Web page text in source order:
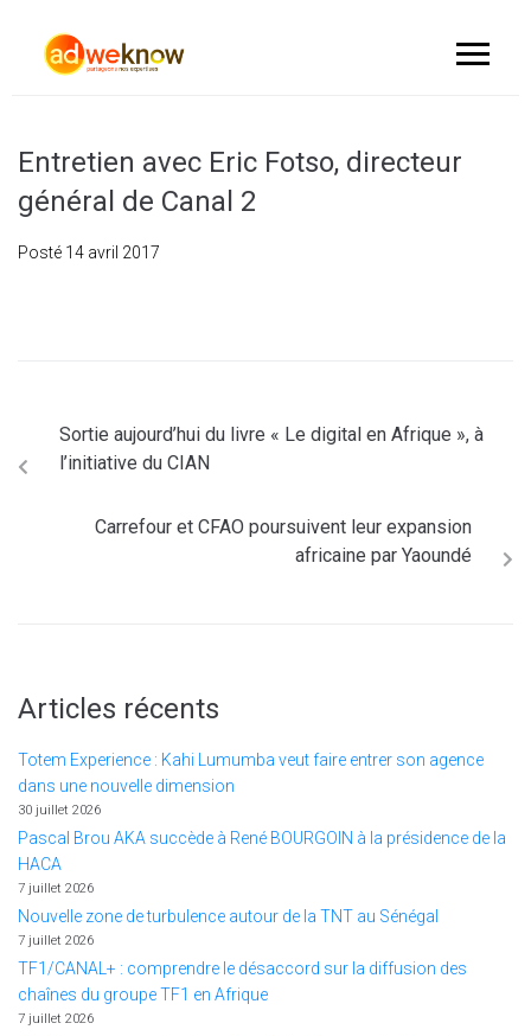
Entretien avec Eric Fotso, directeur
général de Canal 2
Posté 14 avril 2017
Sortie aujourd’hui du livre « Le digital en Afrique », à
l’initiative du CIAN
Carrefour et CFAO poursuivent leur expansion
africaine par Yaoundé
Articles récents
Totem Experience : Kahi Lumumba veut faire entrer son agence
dans une nouvelle dimension
30 juillet 2026
Pascal Brou AKA succède à René BOURGOIN à la présidence de la
HACA
7 juillet 2026
Nouvelle zone de turbulence autour de la TNT au Sénégal
7 juillet 2026
TF1/CANAL+ : comprendre le désaccord sur la diffusion des
chaînes du groupe TF1 en Afrique
7 juillet 2026